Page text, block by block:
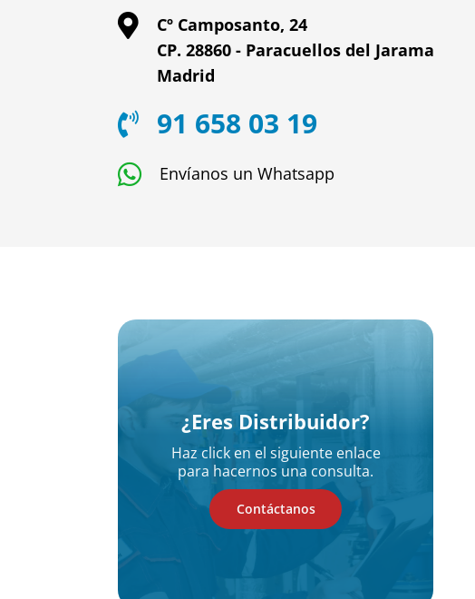
Cº Camposanto, 24
CP. 28860 - Paracuellos del Jarama
Madrid
91 658 03 19
Envíanos un Whatsapp
¿Eres Distribuidor?
Haz click en el siguiente enlace
para hacernos una consulta.
Contáctanos